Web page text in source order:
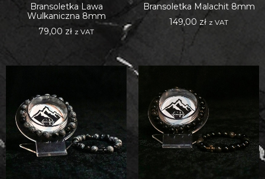
Bransoletka Lawa
Wulkaniczna 8mm
79,00 zł z VAT
Bransoletka Malachit 8mm
149,00 zł z VAT